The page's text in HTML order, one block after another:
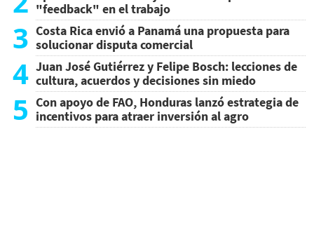
"feedback" en el trabajo
3 Costa Rica envió a Panamá una propuesta para
solucionar disputa comercial
4 Juan José Gutiérrez y Felipe Bosch: lecciones de
cultura, acuerdos y decisiones sin miedo
5 Con apoyo de FAO, Honduras lanzó estrategia de
incentivos para atraer inversión al agro